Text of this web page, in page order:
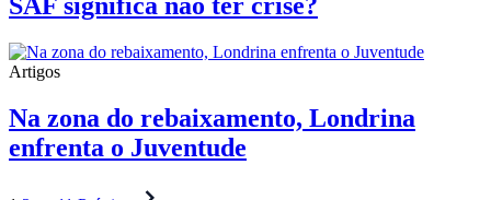
Artigos
Na zona do rebaixamento, Londrina
enfrenta o Juventude